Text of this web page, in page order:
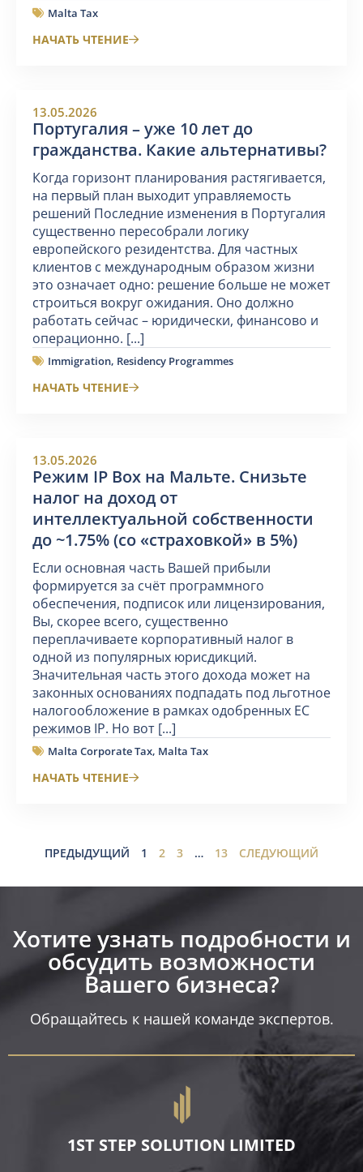
Malta Tax
НАЧАТЬ ЧТЕНИЕ
13.05.2026
Португалия – уже 10 лет до
гражданства. Какие альтернативы?
Когда горизонт планирования растягивается,
на первый план выходит управляемость
решений Последние изменения в Португалия
существенно пересобрали логику
европейского резидентства. Для частных
клиентов с международным образом жизни
это означает одно: решение больше не может
строиться вокруг ожидания. Оно должно
работать сейчас – юридически, финансово и
операционно. [...]
Immigration, Residency Programmes
НАЧАТЬ ЧТЕНИЕ
13.05.2026
Режим IP Box на Мальте. Снизьте
налог на доход от
интеллектуальной собственности
до ~1.75% (со «страховкой» в 5%)
Если основная часть Вашей прибыли
формируется за счёт программного
обеспечения, подписок или лицензирования,
Вы, скорее всего, существенно
переплачиваете корпоративный налог в
одной из популярных юрисдикций.
Значительная часть этого дохода может на
законных основаниях подпадать под льготное
налогообложение в рамках одобренных ЕС
режимов IP. Но вот [...]
Malta Corporate Tax, Malta Tax
НАЧАТЬ ЧТЕНИЕ
ПРЕДЫДУЩИЙ 1 2 3 … 13 СЛЕДУЮЩИЙ
Хотите узнать подробности и
обсудить возможности
Вашего бизнеса?​
Обращайтесь к нашей команде экспертов.
1ST STEP SOLUTION LIMITED